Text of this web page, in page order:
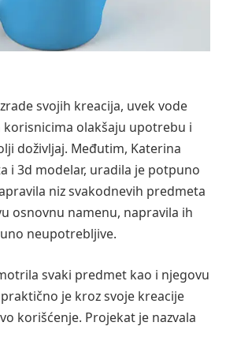
svojih kreacija, uvek vode
olakšaju upotrebu i
doživljaj. Međutim, Katerina
i 3d modelar, uradila je potpuno
niz svakodnevih predmeta
osnovnu namenu, napravila ih
neupotrebljive.
svaki predmet kao i njegovu
je kroz svoje kreacije
korišćenje. Projekat je nazvala